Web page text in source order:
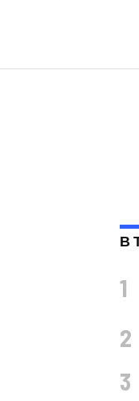
В